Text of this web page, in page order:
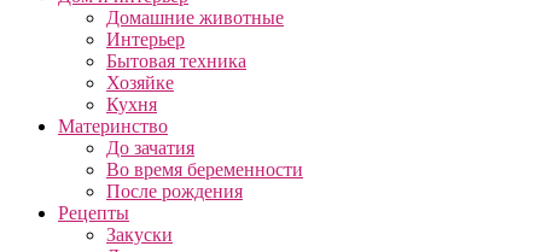
Домашние животные
Интерьер
Бытовая техника
Хозяйке
Кухня
Материнство
До зачатия
Во время беременности
После рождения
Рецепты
Закуски